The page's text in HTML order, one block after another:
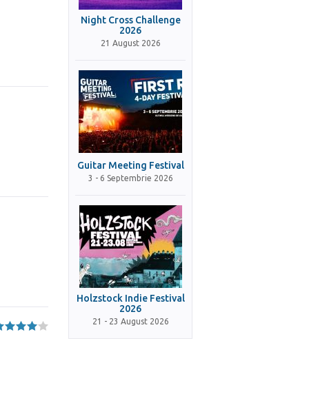
Night Cross Challenge
2026
21 August 2026
Guitar Meeting Festival
3 - 6 Septembrie 2026
Holzstock Indie Festival
2026
21 - 23 August 2026